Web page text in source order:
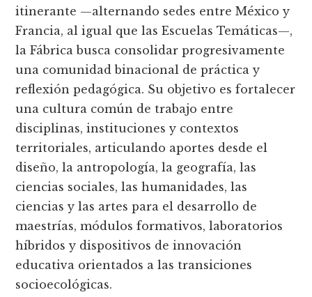
itinerante —alternando sedes entre México y
Francia, al igual que las Escuelas Temáticas—,
la Fábrica busca consolidar progresivamente
una comunidad binacional de práctica y
reflexión pedagógica. Su objetivo es fortalecer
una cultura común de trabajo entre
disciplinas, instituciones y contextos
territoriales, articulando aportes desde el
diseño, la antropología, la geografía, las
ciencias sociales, las humanidades, las
ciencias y las artes para el desarrollo de
maestrías, módulos formativos, laboratorios
híbridos y dispositivos de innovación
educativa orientados a las transiciones
socioecológicas.